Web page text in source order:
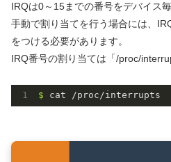
IRQは0～15までの番号をデバイス
手動で割り当てを行う場合には、
をつける必要があります。
IRQ番号の割り当ては「/proc/
$ cat /proc/interrupts